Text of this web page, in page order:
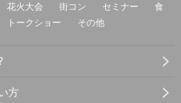
花火大会 街コン セミナー
食
トークショー その他
方